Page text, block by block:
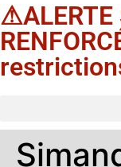
⚠ALERTE